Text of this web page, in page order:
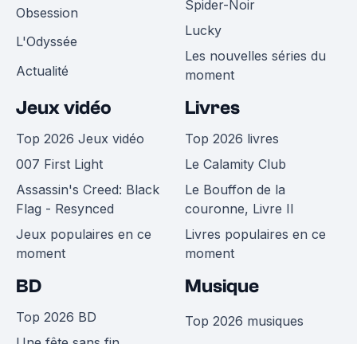
Obsession
L'Odyssée
Actualité
Spider-Noir
Lucky
Les nouvelles séries du
moment
Jeux vidéo
Top 2026 Jeux vidéo
007 First Light
Assassin's Creed: Black
Flag - Resynced
Jeux populaires en ce
moment
Livres
Top 2026 livres
Le Calamity Club
Le Bouffon de la
couronne, Livre II
Livres populaires en ce
moment
BD
Top 2026 BD
Musique
Top 2026 musiques